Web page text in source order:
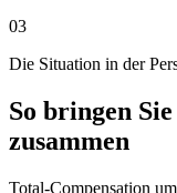
03
Die Situation in der
So bringen
zusammen
Total-Compensation